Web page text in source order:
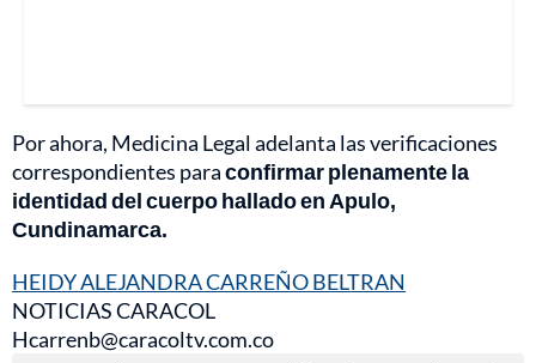
Por ahora, Medicina Legal adelanta las verificaciones
correspondientes paraconfirmar plenamente la
identidad del cuerpo hallado en Apulo,
Cundinamarca.
HEIDY ALEJANDRA CARREÑO BELTRAN
NOTICIAS CARACOL
Hcarrenb@caracoltv.com.co